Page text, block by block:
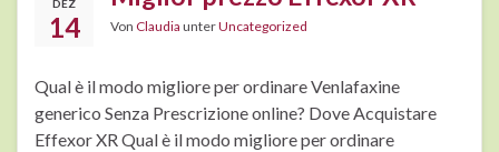
DEZ
14 Von Claudia unterUncategorized
Qual è il modo migliore per ordinare Venlafaxine
generico Senza Prescrizione online? Dove Acquistare
Effexor XR Qual è il modo migliore per ordinare